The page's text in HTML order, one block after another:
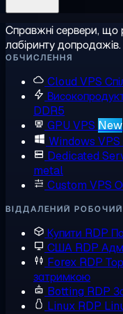
Справжні сервери, що
лабіринту допродажів.
ОБЧИСЛЕННЯ
Cloud VPS
DDR5
GPU VPS New
Windows VPS
Dedicated
metal
Custom VPS
ВІДДАЛЕНИЙ РОБОЧИЙ
Купити RDP
США RDP
Forex RDP
затримкою
Botting RDP
Linux RDP